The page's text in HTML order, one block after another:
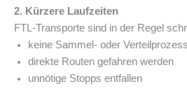
2. Kürzere Laufzeiten
FTL-Transporte sind in der Regel
keine Sammel- oder
direkte Routen gefahren werden
unnötige Stopps entfallen